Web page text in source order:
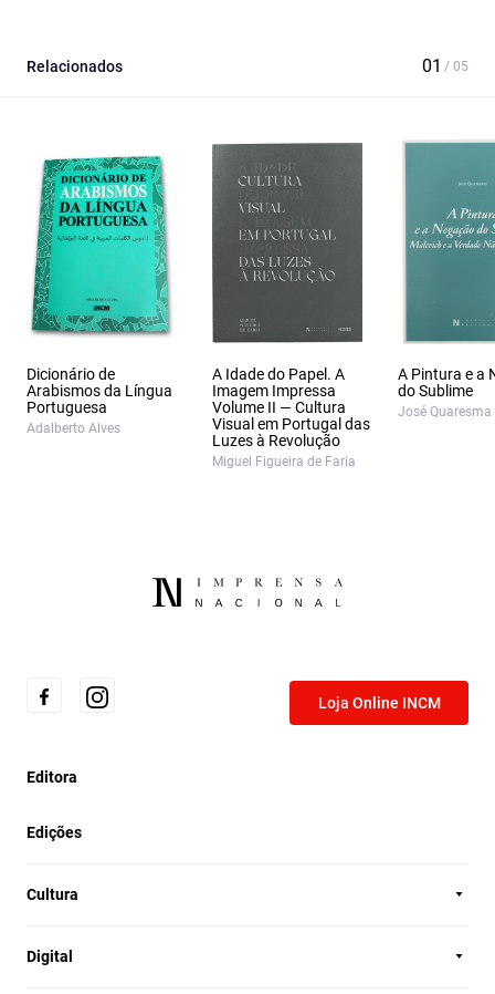
Relacionados
Dicionário de
Arabismos da Língua
Portuguesa
Adalberto Alves
A Idade do Papel. A
Imagem Impressa
Volume II — Cultura
Visual em Portugal das
Luzes à Revolução
Miguel Figueira de Faria
A Pintura e a
do Sublime
José Quaresma
Loja Online INCM
Editora
Edições
Cultura
Digital